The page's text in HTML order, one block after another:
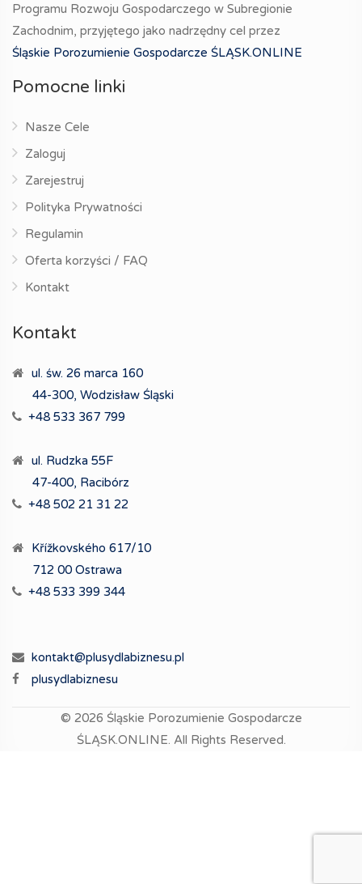
Programu Rozwoju Gospodarczego w Subregionie
Zachodnim, przyjętego jako nadrzędny cel przez
Śląskie Porozumienie Gospodarcze ŚLĄSK.ONLINE
Pomocne linki
Nasze Cele
Zaloguj
Zarejestruj
Polityka Prywatności
Regulamin
Oferta korzyści / FAQ
Kontakt
Kontakt
ul. św. 26 marca 160
44-300, Wodzisław Śląski
+48 533 367 799
ul. Rudzka 55F
47-400, Racibórz
+48 502 21 31 22
Křížkovského 617/10
712 00 Ostrawa
+48 533 399 344
kontakt@plusydlabiznesu.pl
plusydlabiznesu
© 2026 Śląskie Porozumienie Gospodarcze
ŚLĄSK.ONLINE. All Rights Reserved.